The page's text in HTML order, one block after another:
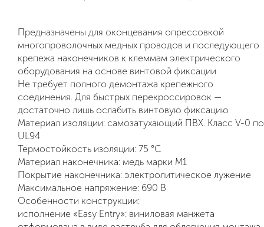
Предназначены для оконцевания опрессовкой
многопроволочных медных проводов и последующего
крепежа наконечников к клеммам электрического
оборудования на основе винтовой фиксации
Не требует полного демонтажа крепежного
соединения. Для быстрых перекроссировок —
достаточно лишь ослабить винтовую фиксацию
Материал изоляции: самозатухающий ПВХ. Класс V-0 по
UL94
Термостойкость изоляции: 75 °C
Материал наконечника: медь марки М1
Покрытие наконечника: электролитическое лужение
Максимальное напряжение: 690 В
Особенности конструкции:
исполнение «Easy Entry»: виниловая манжета